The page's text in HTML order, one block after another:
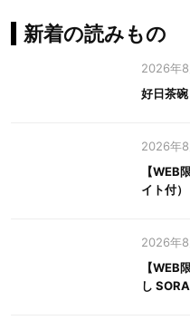
新着の読みもの
2026年
好日茶
2026年
【WEB
イト付）
2026年
【
し